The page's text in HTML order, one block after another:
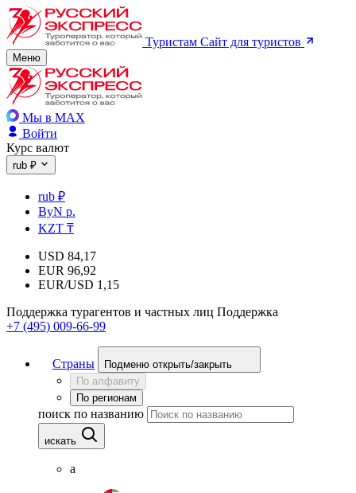
Туристам Сайт для туристов
Меню
Мы в MAX
Войти
Курс валют
rub ₽
rub ₽
ByN р.
KZT ₸
USD 84,17
EUR 96,92
EUR/USD 1,15
Поддержка турагентов и частных лиц Поддержка
+7 (495) 009-66-99
Страны
Подменю открыть/закрыть
По алфавиту
По регионам
поиск по названию
искать
а